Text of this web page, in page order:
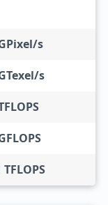
s
s
TFLOPS